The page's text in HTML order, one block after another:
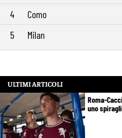
4
Como
5
Milan
ULTIMI ARTICOLI
Roma-
uno